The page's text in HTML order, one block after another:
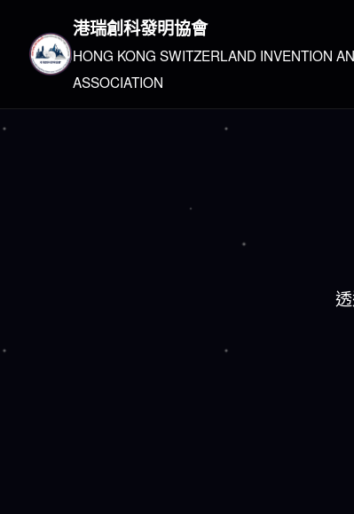
港瑞創科發明協會
HONG KONG SWITZERLAND INVENTION
ASSOCIATION